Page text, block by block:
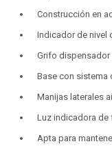
Construcción en
Indicador de nivel
Grifo dispensador
Base con sistema
Manijas laterales
Luz indicadora de
Apta para